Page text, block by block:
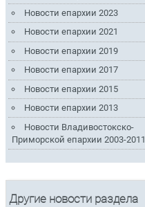
Новости епархии 2023
Новости епархии 2021
Новости епархии 2019
Новости епархии 2017
Новости епархии 2015
Новости епархии 2013
Новости Владивостокско-
Приморской епархии 2003-2011
Другие новости раздела